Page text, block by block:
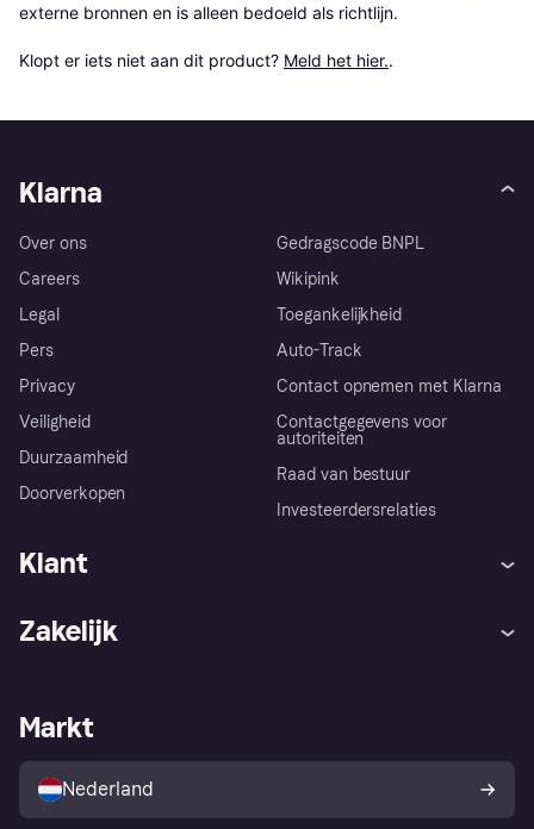
externe bronnen en is alleen bedoeld als richtlijn.
Klopt er iets niet aan dit product? Meld het hier..
Klarna
Over ons
Careers
Legal
Pers
Privacy
Veiligheid
Duurzaamheid
Doorverkopen
Gedragscode BNPL
Wikipink
Toegankelijkheid
Auto-Track
Contact opnemen met Klarna
Contactgegevens voor
autoriteiten
Raad van bestuur
Investeerdersrelaties
Klant
Winkeloverzicht
Kopersbescherming voor
consumenten
Zakelijk
Zakelijke login
Markt
Nederland